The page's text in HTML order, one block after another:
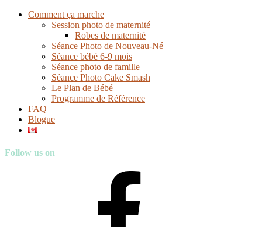
Comment ça marche
Session photo de maternité
Robes de maternité
Séance Photo de Nouveau-Né
Séance bébé 6-9 mois
Séance photo de famille
Séance Photo Cake Smash
Le Plan de Bébé
Programme de Référence
FAQ
Blogue
Follow us on